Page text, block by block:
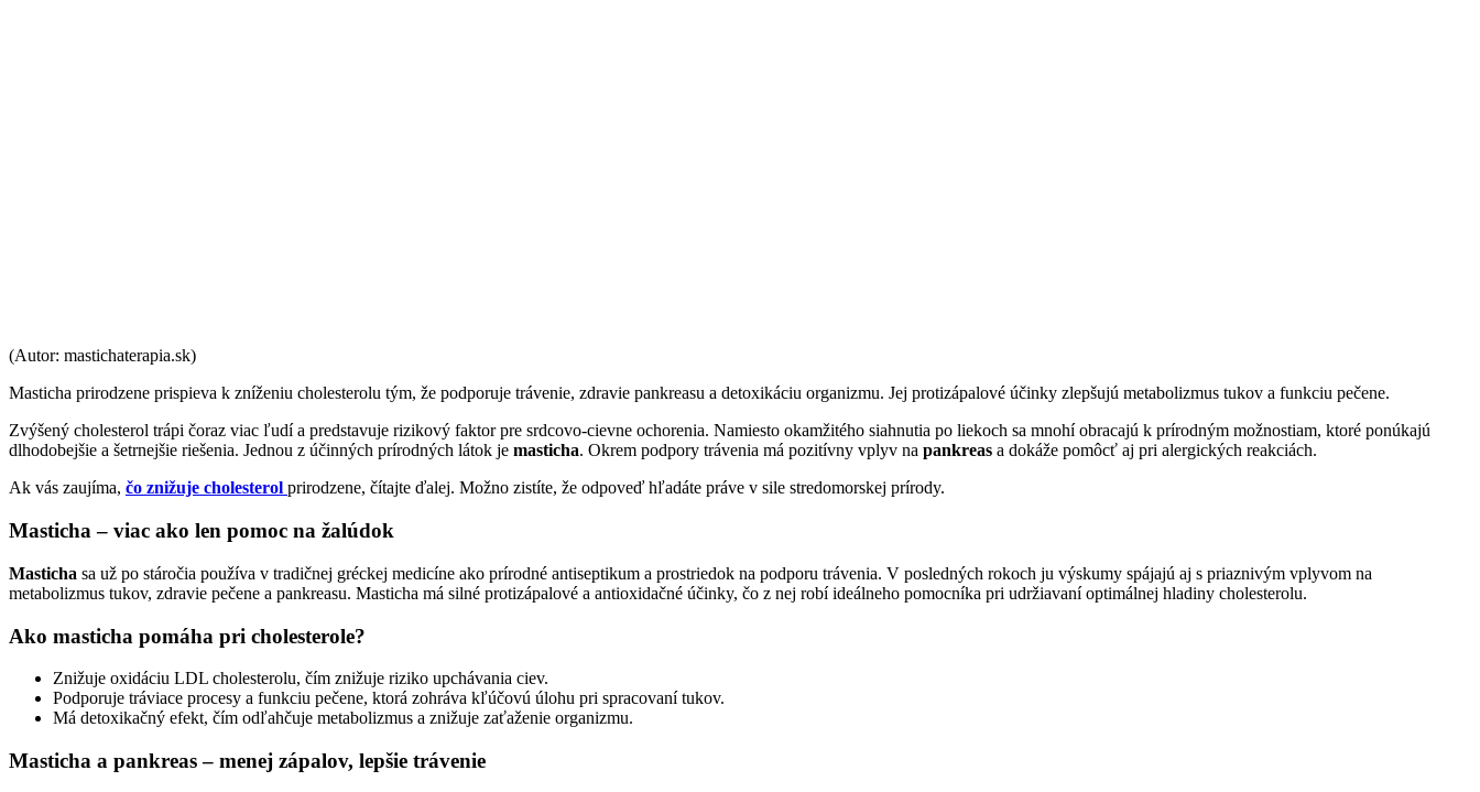
(Autor: mastichaterapia.sk)
Masticha prirodzene prispieva k zníženiu cholesterolu tým, že podporuje trávenie, zdravie pankreasu a detoxikáciu organizmu. Jej protizápalové účinky zlepšujú metabolizmus tukov a funkciu pečene.
Zvýšený cholesterol trápi čoraz viac ľudí a predstavuje rizikový faktor pre srdcovo-cievne ochorenia. Namiesto okamžitého siahnutia po liekoch sa mnohí obracajú k prírodným možnostiam, ktoré ponúkajú
dlhodobejšie a šetrnejšie riešenia. Jednou z účinných prírodných látok je masticha. Okrem podpory trávenia má pozitívny vplyv na pankreas a dokáže pomôcť aj pri alergických reakciách.
Ak vás zaujíma, čo znižuje cholesterol prirodzene, čítajte ďalej. Možno zistíte, že odpoveď hľadáte práve v sile stredomorskej prírody.
Masticha – viac ako len pomoc na žalúdok
Masticha sa už po stáročia používa v tradičnej gréckej medicíne ako prírodné antiseptikum a prostriedok na podporu trávenia. V posledných rokoch ju výskumy spájajú aj s priaznivým vplyvom na
metabolizmus tukov, zdravie pečene a pankreasu. Masticha má silné protizápalové a antioxidačné účinky, čo z nej robí ideálneho pomocníka pri udržiavaní optimálnej hladiny cholesterolu.
Ako masticha pomáha pri cholesterole?
Znižuje oxidáciu LDL cholesterolu, čím znižuje riziko upchávania ciev.
Podporuje tráviace procesy a funkciu pečene, ktorá zohráva kľúčovú úlohu pri spracovaní tukov.
Má detoxikačný efekt, čím odľahčuje metabolizmus a znižuje zaťaženie organizmu.
Masticha a pankreas – menej zápalov, lepšie trávenie